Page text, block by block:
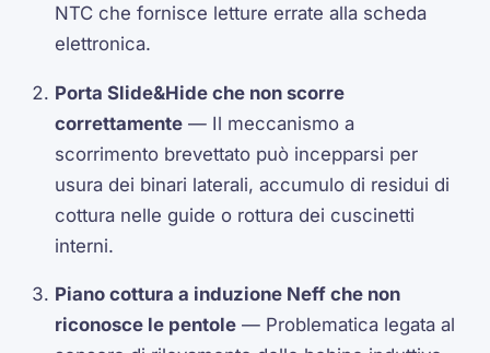
NTC che fornisce letture errate alla scheda
elettronica.
Porta Slide&Hide che non scorre
correttamente — Il meccanismo a
scorrimento brevettato può incepparsi per
usura dei binari laterali, accumulo di residui di
cottura nelle guide o rottura dei cuscinetti
interni.
Piano cottura a induzione Neff che non
riconosce le pentole — Problematica legata al